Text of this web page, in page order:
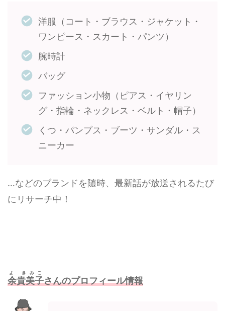
洋服（コート・ブラウス・ジャケット・
ワンピース・スカート・パンツ）
腕時計
バッグ
ファッション小物（ピアス・イヤリン
グ・指輪・ネックレス・ベルト・帽子）
くつ・パンプス・ブーツ・サンダル・ス
ニーカー
…などのブランドを随時、最新話が放送されるたび
にリサーチ中！
余貴美子
よ きみこ
さんのプロフィール情報